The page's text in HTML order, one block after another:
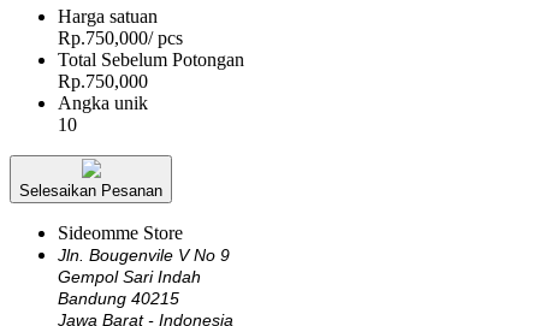
Harga satuan
Rp.750,000/ pcs
Total Sebelum Potongan
Rp.750,000
Angka unik
10
Selesaikan Pesanan
Sideomme Store
Jln. Bougenvile V No 9
Gempol Sari Indah
Bandung 40215
Jawa Barat - Indonesia